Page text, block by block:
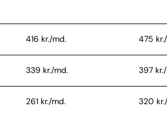
416 kr./md. 475
339 kr./md. 397
261 kr./md. 320